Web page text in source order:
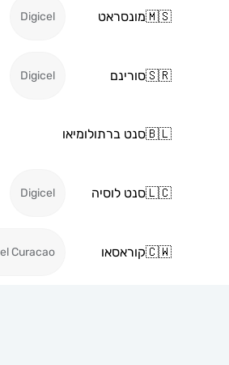
🇲🇸מונסראט Digicel
🇸🇷סורינם Digicel
🇧🇱סנט ברתולומיאו
🇱🇨סנט לוסיה Digicel
🇨🇼קוראסאו Curacao